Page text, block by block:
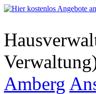
Amberg